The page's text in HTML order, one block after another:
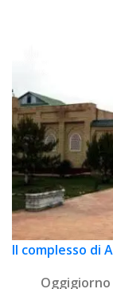
Il complesso di